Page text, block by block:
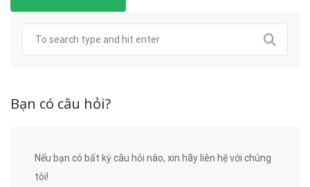
Bạn có câu hỏi?
Nếu bạn có bất kỳ câu hỏi nào, xin hãy liên hệ với chúng
tôi!